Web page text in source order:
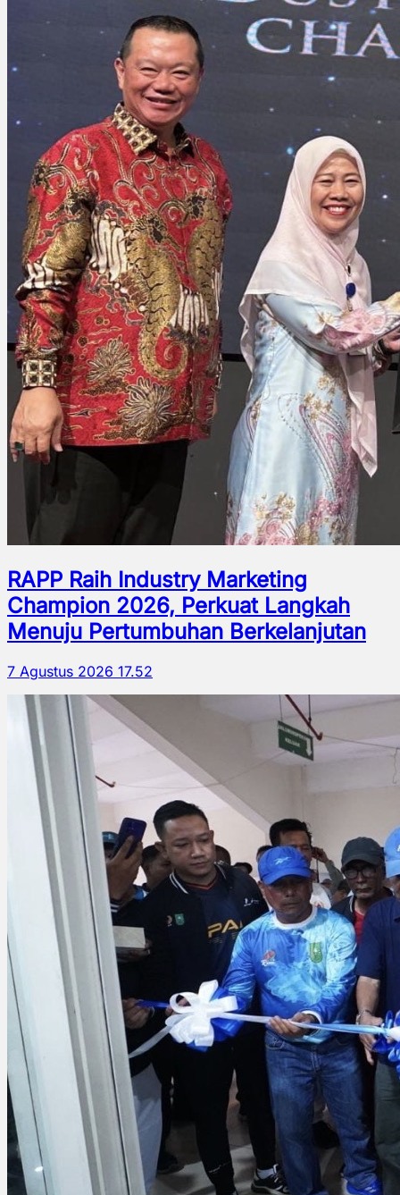
RAPP Raih Industry Marketing
Champion 2026, Perkuat Langkah
Menuju Pertumbuhan Berkelanjutan
7 Agustus 2026 17.52